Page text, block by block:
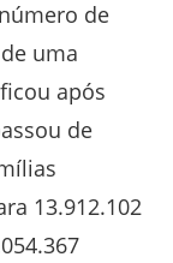
de
uma
após
de
13.912.102